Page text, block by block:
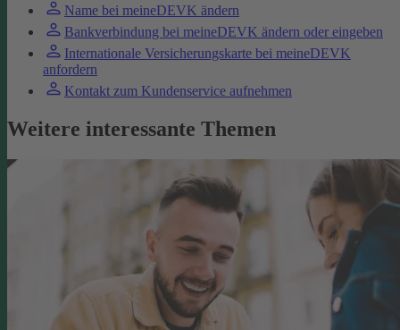
Name bei meineDEVK ändern
Bankverbindung bei meineDEVK ändern oder eingeben
Internationale Versicherungskarte bei meineDEVK
anfordern
Kontakt zum Kundenservice aufnehmen
Weitere interessante Themen